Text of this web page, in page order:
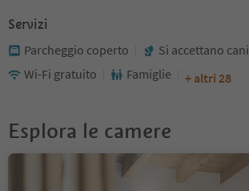
Servizi
Parcheggio coperto
Si accettano cani
Wi-Fi gratuito
Famiglie + altri 28
Esplora le camere